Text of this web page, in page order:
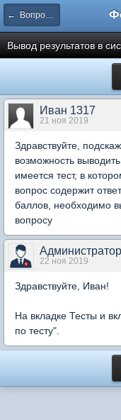
← Вопросы составления тестов
Вывод результатов в
Иван 1317
21 ноя 2019
Здравствуйте,
возможность
имеется тест, в
вопрос содержит
баллов, необходимо
вопросу
Администратор
22 ноя 2019
Здравствуйте, Иван!
На вкладке Тесты и
по тесту".